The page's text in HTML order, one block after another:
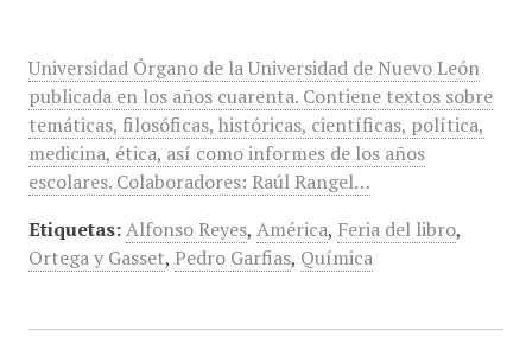
Universidad Órgano de la Universidad de Nuevo León
publicada en los años cuarenta. Contiene textos sobre
temáticas, filosóficas, históricas, científicas, política,
medicina, ética, así como informes de los años
escolares. Colaboradores: Raúl Rangel…
Etiquetas: Alfonso Reyes, América, Feria del libro,
Ortega y Gasset, Pedro Garfias, Química